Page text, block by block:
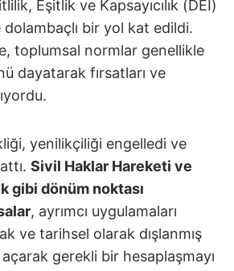
Eşitlik ve Kapsayıcılık (DEI)
bir yol kat edildi.
toplumsal normlar genellikle
dayatarak fırsatları ve
yenilikçiliği engelledi ve
Sivil Haklar Hareketi ve
gibi dönüm noktası
, ayrımcı uygulamaları
ve tarihsel olarak dışlanmış
açarak gerekli bir hesaplaşmayı